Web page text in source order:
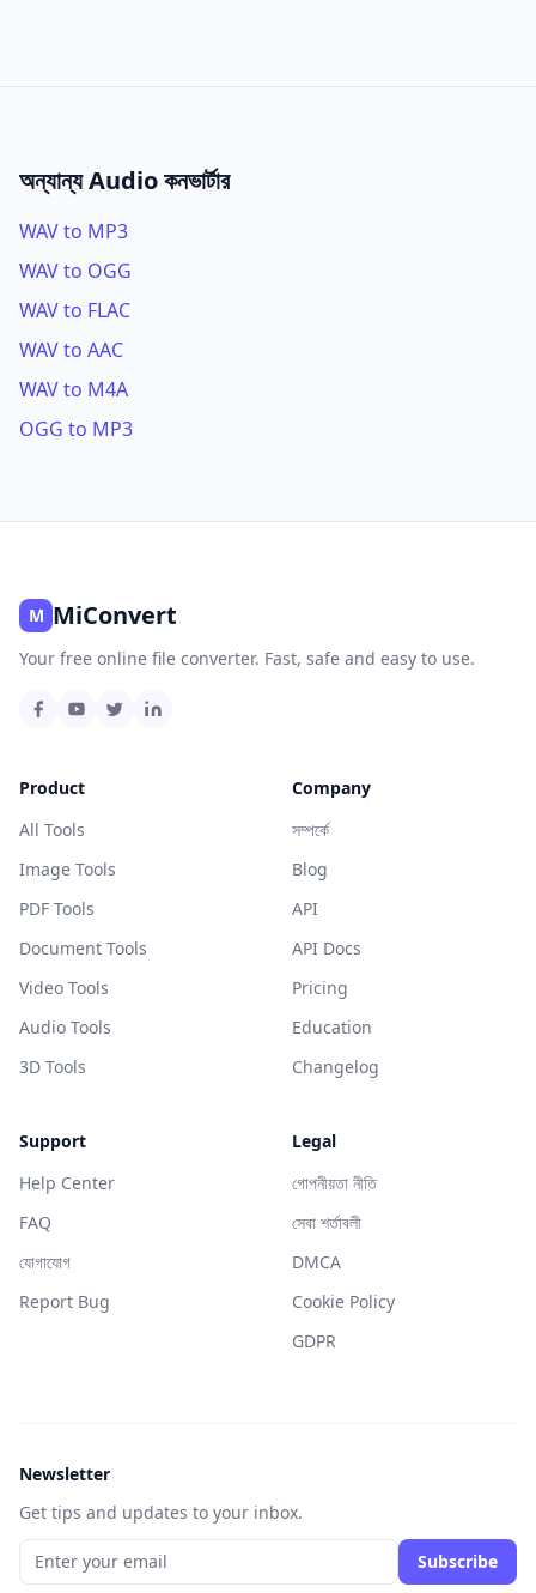
অন্যান্য Audio কনভার্টার
WAV to MP3
WAV to OGG
WAV to FLAC
WAV to AAC
WAV to M4A
OGG to MP3
M MiConvert
Your free online file converter. Fast, safe and easy to use.
Product
All Tools
Image Tools
PDF Tools
Document Tools
Video Tools
Audio Tools
3D Tools
Company
সম্পর্কে
Blog
API
API Docs
Pricing
Education
Changelog
Support
Help Center
FAQ
যোগাযোগ
Report Bug
Legal
গোপনীয়তা নীতি
সেবা শর্তাবলী
DMCA
Cookie Policy
GDPR
Newsletter
Get tips and updates to your inbox.
Subscribe